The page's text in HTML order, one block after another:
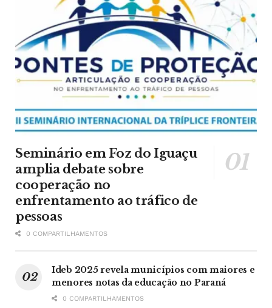
Seminário em Foz do Iguaçu
amplia debate sobre
cooperação no
enfrentamento ao tráfico de
pessoas
0 COMPARTILHAMENTOS
Ideb 2025 revela municípios com maiores e
menores notas da educação no Paraná
0 COMPARTILHAMENTOS